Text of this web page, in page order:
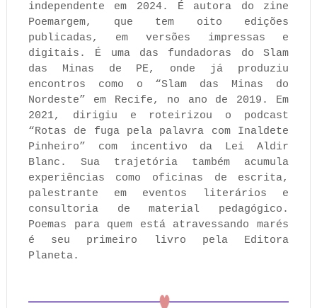
independente em 2024. É autora do zine
Poemargem, que tem oito edições
publicadas, em versões impressas e
digitais. É uma das fundadoras do Slam
das Minas de PE, onde já produziu
encontros como o “Slam das Minas do
Nordeste” em Recife, no ano de 2019. Em
2021, dirigiu e roteirizou o podcast
“Rotas de fuga pela palavra com Inaldete
Pinheiro” com incentivo da Lei Aldir
Blanc. Sua trajetória também acumula
experiências como oficinas de escrita,
palestrante em eventos literários e
consultoria de material pedagógico.
Poemas para quem está atravessando marés
é seu primeiro livro pela Editora
Planeta.